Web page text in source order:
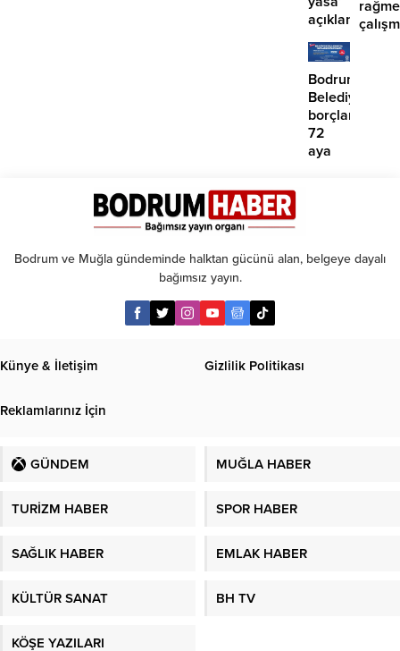
açıklaması:
atma
çabamız
yok’
Bodrum
borçlara
72
aya
Bodrum ve Muğla gündeminde halktan gücünü alan, belgeye dayalı
bağımsız yayın.
Künye & İletişim Gizlilik Politikası
Reklamlarınız İçin
GÜNDEM MUĞLA HABER
TURİZM HABER SPOR HABER
SAĞLIK HABER EMLAK HABER
KÜLTÜR SANAT BH TV
KÖŞE YAZILARI